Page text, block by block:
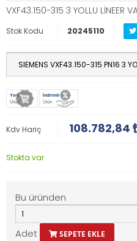
VXF43.150-315 3 YOLLU LİNEER
Stok Kodu 20245110
Yeni
Ürün
İndirimli
Ürün
Kdv Hariç 108.782,84
Stokta var
Bu üründen
Adet SEPETE EKLE